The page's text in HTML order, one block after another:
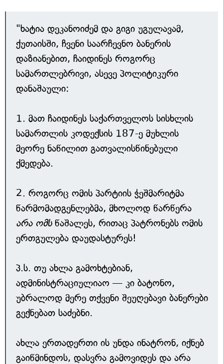
"ხატია დეკანოიძემ და გიგი უგულავამ,
ქუთაისში, ჩვენი საარჩევნო ბანერის
დაზიანებით, ჩაიდინეს როგორც
სამართლებრივი, ასევე პოლიტიკური
დანაშაული:
1. მათ ჩაიდინეს საქართველოს სისხლის
სამართლის კოდექსის 187-ე მუხლის
მეორე ნაწილით გათვალისწინებული
ქმედება.
2. როგორც ომის პარტიის ჭეშმარიტმა
წარმომადგენლებმა, მხოლოდ წარწერა
არა ომსწაშალეს, რითაც პატრონებს ომის
ერთგულება დაუდასტურეს!
პ.ს. თუ ახლა გამოხტებიან,
ადმინისტრაციულიაო — კი ბატონო,
უბრალოდ მერე თქვენი შეუღებავი ბანერები
გექნებათ საძებნი.
ახლა ერთადერთი ის უნდა ინატრონ, იქნებ
გაიწმინდოს, დასვრა გამოვიდეს და არა